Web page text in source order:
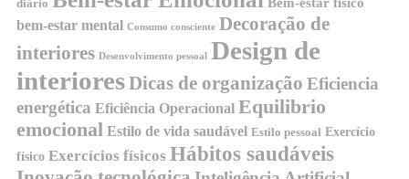
diário
Bem-estar físico
bem-estar mental Consumo consciente Decoração de
interiores Desenvolvimento pessoal
Design de
interioresDicas de organização Eficiencia
energética Eficiência Operacional Equilibrio
emocional Estilo de vida saudável Estilo pessoal Exercício
físico Exercícios físicos Hábitos saudáveis